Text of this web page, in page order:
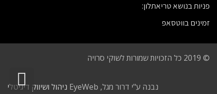
פניות בנושא טריאתלון:
זמיניםבווטסאפ
© 2019 כל הזכויות שמורות לשוקי סרויה
נבנה ע"י דרור מגל, EyeWeb ניהול ושיווק דיגיטלי